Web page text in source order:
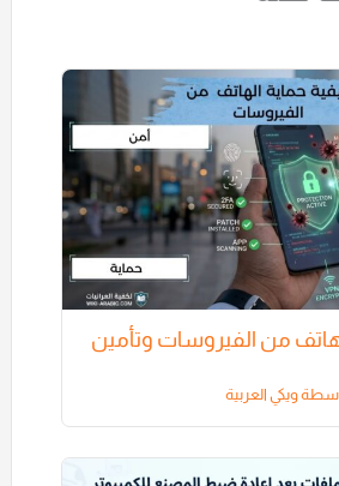
من الفيروسات وتأمين
ويكي العربية